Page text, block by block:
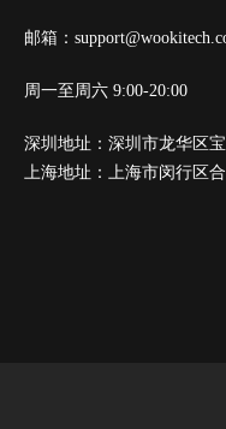
邮箱：
周一至周六 9:00-20:00
深圳地址：深圳市龙华区
上海地址：上海市闵行区